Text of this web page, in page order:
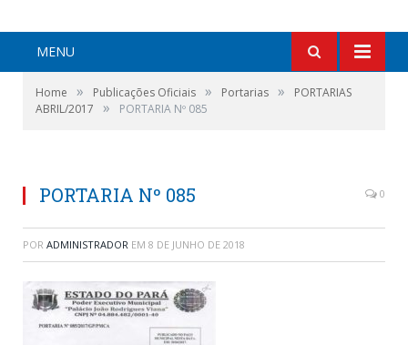
MENU
Home » Publicações Oficiais » Portarias »
PORTARIAS
ABRIL/2017
» PORTARIA Nº 085
PORTARIA Nº 085 0
POR ADMINISTRADOR EM 8 DE JUNHO DE 2018